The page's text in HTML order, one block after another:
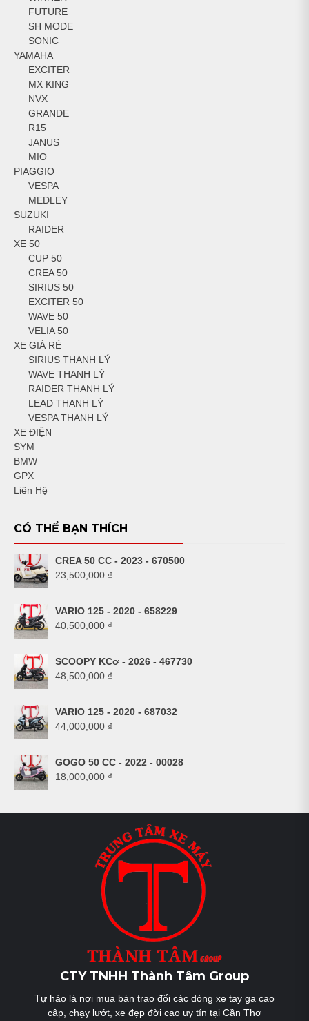
FUTURE
SH MODE
SONIC
YAMAHA
EXCITER
MX KING
NVX
GRANDE
R15
JANUS
MIO
PIAGGIO
VESPA
MEDLEY
SUZUKI
RAIDER
XE 50
CUP 50
CREA 50
SIRIUS 50
EXCITER 50
WAVE 50
VELIA 50
XE GIÁ RẺ
SIRIUS THANH LÝ
WAVE THANH LÝ
RAIDER THANH LÝ
LEAD THANH LÝ
VESPA THANH LÝ
XE ĐIỆN
SYM
BMW
GPX
Liên Hệ
CÓ THỂ BẠN THÍCH
CREA 50 CC - 2023 - 670500
23,500,000 ₫
VARIO 125 - 2020 - 658229
40,500,000 ₫
SCOOPY KCơ - 2026 - 467730
48,500,000 ₫
VARIO 125 - 2020 - 687032
44,000,000 ₫
GOGO 50 CC - 2022 - 00028
18,000,000 ₫
CTY TNHH Thành Tâm Group
Tự hào là nơi mua bán trao đổi các dòng xe tay ga cao
câp, chạy lướt, xe đẹp đời cao uy tín tại Cần Thơ